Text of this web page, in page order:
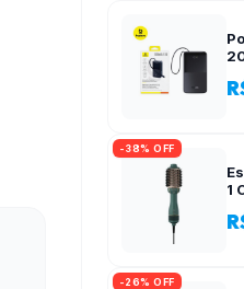
-38% OFF
1
-26% OFF